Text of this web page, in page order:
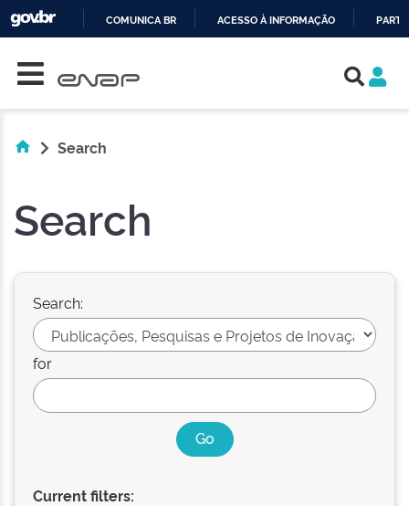
COMUNICA BR ACESSO À INFORMAÇÃO
Search
Search
Search:
for
Current filters: